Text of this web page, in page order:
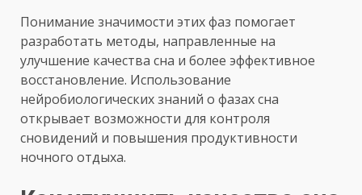
Понимание значимости этих фаз помогает
разработать методы, направленные на
улучшение качества сна и более эффективное
восстановление. Использование
нейробиологических знаний о фазах сна
открывает возможности для контроля
сновидений и повышения продуктивности
ночного отдыха.